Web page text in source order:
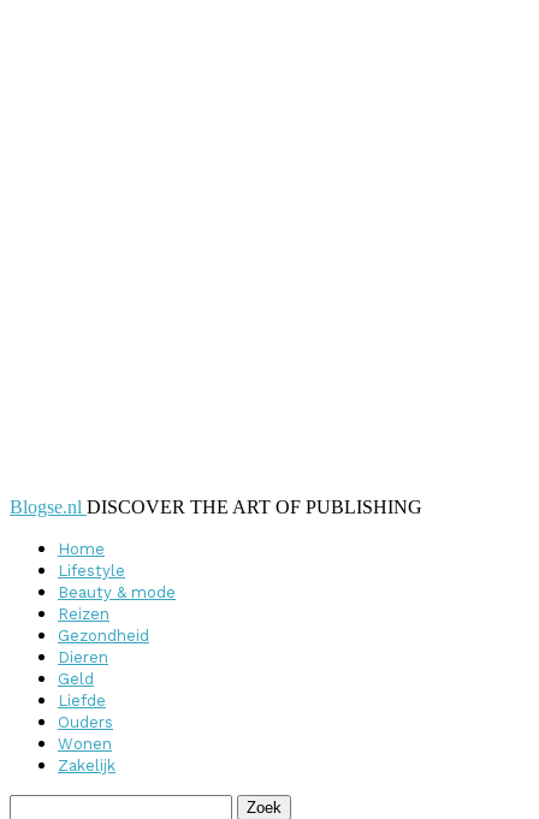
Blogse.nl DISCOVER THE ART OF PUBLISHING
Home
Lifestyle
Beauty & mode
Reizen
Gezondheid
Dieren
Geld
Liefde
Ouders
Wonen
Zakelijk